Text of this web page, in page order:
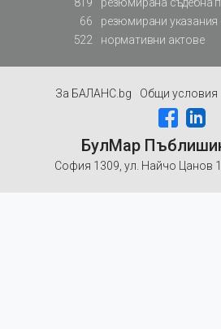
66
резюмирани указания
522
нормативни актове
За БАЛАНС.bg Общи условия
БулМар
София 1309, ул. Найчо Цанов